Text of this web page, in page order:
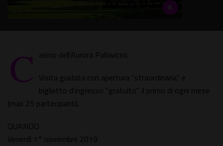
C asino dell'Aurora Pallavicini.
Visita guidata con apertura "straordinaria" e
biglietto d'ingresso "gratuito" il primo di ogni mese
(max 25 partecipanti).
QUANDO
Venerdì 1° novembre 2019